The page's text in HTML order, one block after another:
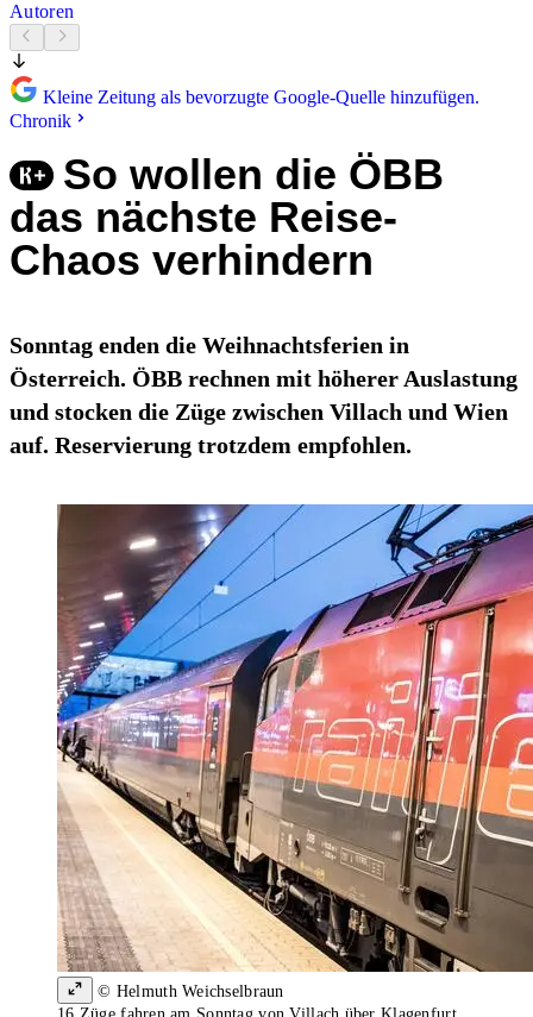
Autoren
Kleine Zeitung als bevorzugte Google-Quelle hinzufügen.
Chronik
So wollen die ÖBB
das nächste Reise-
Chaos verhindern
Sonntag enden die Weihnachtsferien in
Österreich. ÖBB rechnen mit höherer Auslastung
und stocken die Züge zwischen Villach und Wien
auf. Reservierung trotzdem empfohlen.
© Helmuth Weichselbraun